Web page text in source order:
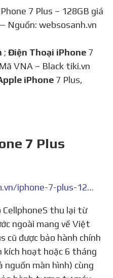
7 Plus – 128GB giá
Nguồn: websosanh.vn
; Điện Thoại iPhone 7
VNA – Black tiki.vn
iPhone 7 Plus,
7 Plus
https://cellphones.com.vn/iphone-7-plus-128-gb-cu.html
ngoài mang về Việt
cũ được bảo hành chính
kích hoạt hoặc 6 tháng
nguồn màn hình) cùng